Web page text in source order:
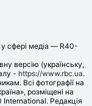
у сфері медіа — R40-
версію (українську,
- https://www.rbc.ua.
Всі фотографії на
розміщені на
International. Редакція